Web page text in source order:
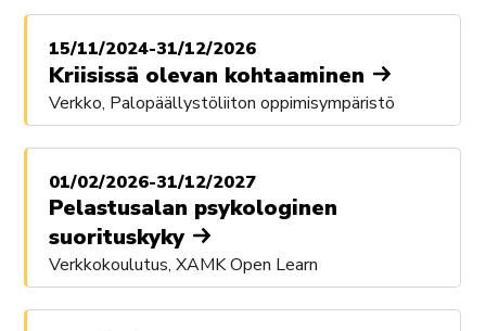
15/11/2024-31/12/2026
Kriisissä olevan kohtaaminen
Verkko, Palopäällystöliiton oppimisympäristö
01/02/2026-31/12/2027
Pelastusalan psykologinen
suorituskyky
Verkkokoulutus, XAMK Open Learn